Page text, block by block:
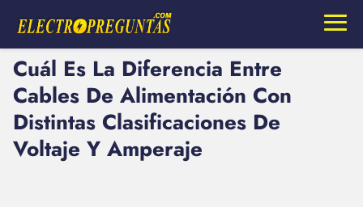
Cuál Es La Diferencia Entre
Cables De Alimentación Con
Distintas Clasificaciones De
Voltaje Y Amperaje